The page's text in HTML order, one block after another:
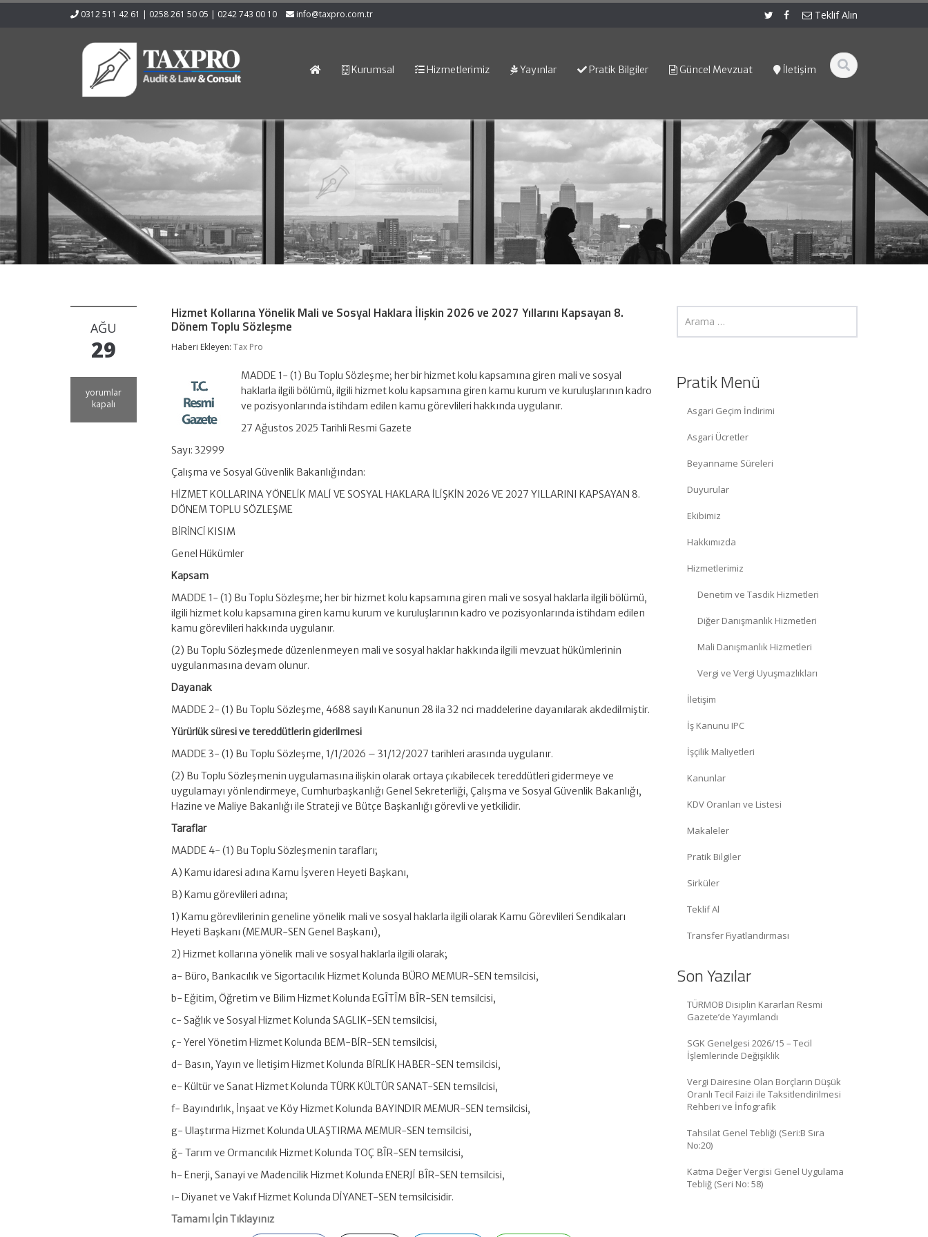
0312 511 42 61 | 0258 261 50 05 | 0242 743 00 10 info@taxpro.com.tr Teklif Alın
Kurumsal Hizmetlerimiz Yayınlar Pratik Bilgiler Güncel Mevzuat İletişim
AĞU
29
Hizmet
Kollarına
yorumlar
kapalı
Hizmet Kollarına Yönelik Mali ve Sosyal Haklara İlişkin 2026 ve 2027 Yıllarını Kapsayan 8.
Dönem Toplu Sözleşme
Haberi Ekleyen:Tax Pro
MADDE 1- (1) Bu Toplu Sözleşme; her bir hizmet kolu kapsamına giren mali ve sosyal
haklarla ilgili bölümü, ilgili hizmet kolu kapsamına giren kamu kurum ve kuruluşlarının kadro
ve pozisyonlarında istihdam edilen kamu görevlileri hakkında uygulanır.
27 Ağustos 2025 Tarihli Resmi Gazete
Sayı: 32999
Çalışma ve Sosyal Güvenlik Bakanlığından:
HİZMET KOLLARINA YÖNELİK MALİ VE SOSYAL HAKLARA İLİŞKİN 2026 VE 2027 YILLARINI KAPSAYAN 8.
DÖNEM TOPLU SÖZLEŞME
BİRİNCİ KISIM
Genel Hükümler
Kapsam
MADDE 1- (1) Bu Toplu Sözleşme; her bir hizmet kolu kapsamına giren mali ve sosyal haklarla ilgili bölümü,
ilgili hizmet kolu kapsamına giren kamu kurum ve kuruluşlarının kadro ve pozisyonlarında istihdam edilen
kamu görevlileri hakkında uygulanır.
(2) Bu Toplu Sözleşmede düzenlenmeyen mali ve sosyal haklar hakkında ilgili mevzuat hükümlerinin
uygulanmasına devam olunur.
Dayanak
MADDE 2- (1) Bu Toplu Sözleşme, 4688 sayılı Kanunun 28 ila 32 nci maddelerine dayanılarak akdedilmiştir.
Yürürlük süresi ve tereddütlerin giderilmesi
MADDE 3- (1) Bu Toplu Sözleşme, 1/1/2026 – 31/12/2027 tarihleri arasında uygulanır.
(2) Bu Toplu Sözleşmenin uygulamasına ilişkin olarak ortaya çıkabilecek tereddütleri gidermeye ve
uygulamayı yönlendirmeye, Cumhurbaşkanlığı Genel Sekreterliği, Çalışma ve Sosyal Güvenlik Bakanlığı,
Hazine ve Maliye Bakanlığı ile Strateji ve Bütçe Başkanlığı görevli ve yetkilidir.
Taraflar
MADDE 4- (1) Bu Toplu Sözleşmenin tarafları;
A) Kamu idaresi adına Kamu İşveren Heyeti Başkanı,
B) Kamu görevlileri adına;
1) Kamu görevlilerinin geneline yönelik mali ve sosyal haklarla ilgili olarak Kamu Görevlileri Sendikaları
Heyeti Başkanı (MEMUR-SEN Genel Başkanı),
2) Hizmet kollarına yönelik mali ve sosyal haklarla ilgili olarak;
a- Büro, Bankacılık ve Sigortacılık Hizmet Kolunda BÜRO MEMUR-SEN temsilcisi,
b- Eğitim, Öğretim ve Bilim Hizmet Kolunda EGÎTÎM BÎR-SEN temsilcisi,
c- Sağlık ve Sosyal Hizmet Kolunda SAGLIK-SEN temsilcisi,
ç- Yerel Yönetim Hizmet Kolunda BEM-BİR-SEN temsilcisi,
d- Basın, Yayın ve İletişim Hizmet Kolunda BİRLİK HABER-SEN temsilcisi,
e- Kültür ve Sanat Hizmet Kolunda TÜRK KÜLTÜR SANAT-SEN temsilcisi,
f- Bayındırlık, İnşaat ve Köy Hizmet Kolunda BAYINDIR MEMUR-SEN temsilcisi,
g- Ulaştırma Hizmet Kolunda ULAŞTIRMA MEMUR-SEN temsilcisi,
ğ- Tarım ve Ormancılık Hizmet Kolunda TOÇ BÎR-SEN temsilcisi,
h- Enerji, Sanayi ve Madencilik Hizmet Kolunda ENERJİ BÎR-SEN temsilcisi,
ı- Diyanet ve Vakıf Hizmet Kolunda DİYANET-SEN temsilcisidir.
Tamamı İçin Tıklayınız
Pratik Menü
Asgari Geçim İndirimi
Asgari Ücretler
Beyanname Süreleri
Duyurular
Ekibimiz
Hakkımızda
Hizmetlerimiz
Denetim ve Tasdik Hizmetleri
Diğer Danışmanlık Hizmetleri
Mali Danışmanlık Hizmetleri
Vergi ve Vergi Uyuşmazlıkları
İletişim
İş Kanunu IPC
İşçilik Maliyetleri
Kanunlar
KDV Oranları ve Listesi
Makaleler
Pratik Bilgiler
Sirküler
Teklif Al
Transfer Fiyatlandırması
Son Yazılar
TÜRMOB Disiplin Kararları Resmi
Gazete’de Yayımlandı
SGK Genelgesi 2026/15 – Tecil
İşlemlerinde Değişiklik
Vergi Dairesine Olan Borçların Düşük
Oranlı Tecil Faizi ile Taksitlendirilmesi
Rehberi ve İnfografik
Tahsilat Genel Tebliği (Seri:B Sıra
No:20)
Katma Değer Vergisi Genel Uygulama
Tebliğ (Seri No: 58)